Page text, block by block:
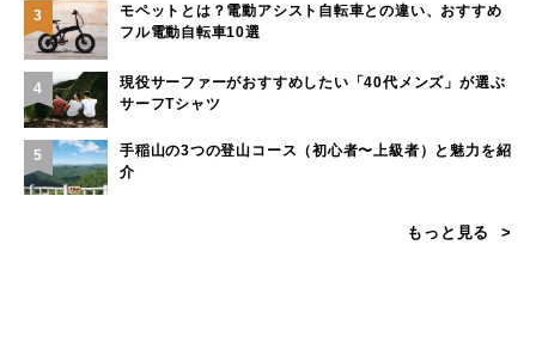
3
モペットとは？電動アシスト自転車との違い、おすすめ
フル電動自転車10選
4
現役サーファーがおすすめしたい「40代メンズ」が選ぶ
サーフTシャツ
5
手稲山の3つの登山コース（初心者〜上級者）と魅力を紹
介
もっと見る